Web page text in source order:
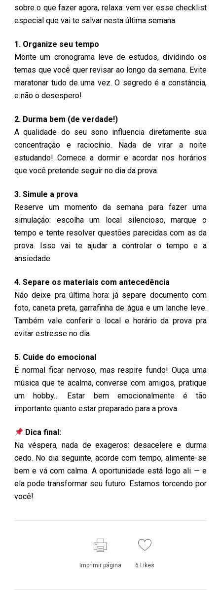
sobre o que fazer agora, relaxa: vem ver esse checklist
especial que vai te salvar nesta última semana.
1. Organize seu tempo
Monte um cronograma leve de estudos, dividindo os
temas que você quer revisar ao longo da semana. Evite
maratonar tudo de uma vez. O segredo é a constância,
e não o desespero!
2. Durma bem (de verdade!)
A qualidade do seu sono influencia diretamente sua
concentração e raciocínio. Nada de virar a noite
estudando! Comece a dormir e acordar nos horários
que você pretende seguir no dia da prova.
3. Simule a prova
Reserve um momento da semana para fazer uma
simulação: escolha um local silencioso, marque o
tempo e tente resolver questões parecidas com as da
prova. Isso vai te ajudar a controlar o tempo e a
ansiedade.
4. Separe os materiais com antecedência
Não deixe pra última hora: já separe documento com
foto, caneta preta, garrafinha de água e um lanche leve.
Também vale conferir o local e horário da prova pra
evitar estresse no dia.
5. Cuide do emocional
É normal ficar nervoso, mas respire fundo! Ouça uma
música que te acalma, converse com amigos, pratique
um hobby… Estar bem emocionalmente é tão
importante quanto estar preparado para a prova.
Dica final:
Na véspera, nada de exageros: desacelere e durma
cedo. No dia seguinte, acorde com tempo, alimente-se
bem e vá com calma. A oportunidade está logo ali — e
ela pode transformar seu futuro. Estamos torcendo por
você!
Imprimir página 6 Likes